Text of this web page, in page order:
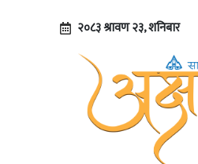
२०८३ श्रावण २३, शनिबार